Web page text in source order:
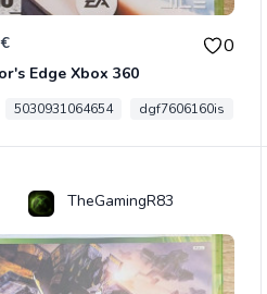
0
Edge Xbox 360
5030931064654 dgf7606160is
TheGamingR83